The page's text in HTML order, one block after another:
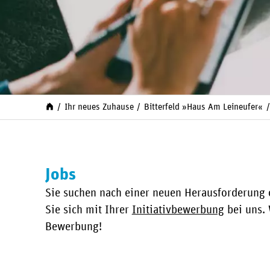
Ihr neues Zuhause Bitterfeld »Haus Am Leineufer«
Jobs
Sie suchen nach einer neuen
Sie sich mit Ihrer Initiativbewerbung bei uns.
Bewerbung!